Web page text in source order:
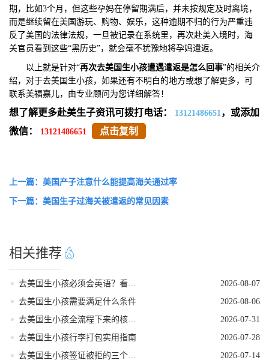
期，比如3个月，但这些孕妈在停留期满后，并未按规定及时离境，
而是继续留在美国游玩、购物、娱乐，这种逾期不归的行为严重违
反了美国的法律法规，一旦被记录在系统里，再次赴美入境时，海
关官员看到这些“黑历史”，就会毫不犹豫地将孕妈遣返。
以上就是针对“再次去美国生小孩遭遇遣返是怎么 回事”的相关介
绍，对于去美国生小孩，如果还有不明白的地方或想了解更多，可
联系美福嘉儿，由专业顾问为您详细解答！
想了解更多赴美生子资讯可拨打电话： 13121486651 ，或添加
微信：
13121486651 点击复制
上一篇：美国产子注意什么能提高海关通过率
下一篇：美国生子过海关被遣返的常见因素
相关推荐
2026-08-07
去美国生小孩需要满足什么条件
2026-08-06
2026-07-31
去美国生小孩行李打包实用指南
2026-07-28
2026-07-14